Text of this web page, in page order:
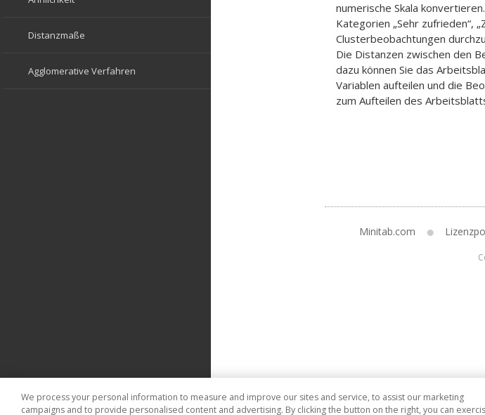
numerische Skala
Kategorien „Sehr zufrieden“,
Clusterbeobachtungen
Die Distanzen zwischen den
dazu können Sie das
Variablen aufteilen und die
zum Aufteilen des
Minitab.com
We process your personal information to measure and improve our sites and service, to assist our marketing
campaigns and to provide personalised content and advertising. By clicking the button on the right, you can